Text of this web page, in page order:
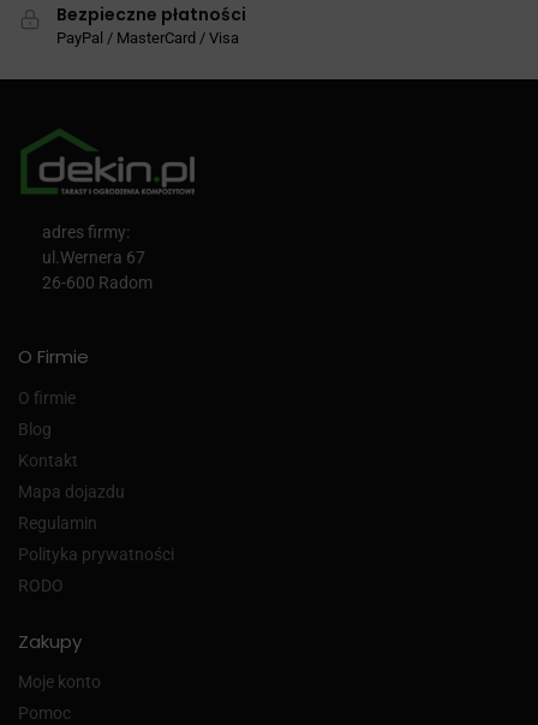
Bezpieczne płatności
PayPal / MasterCard / Visa
adres firmy:
ul.Wernera 67
26-600 Radom
O Firmie
O firmie
Blog
Kontakt
Mapa dojazdu
Regulamin
Polityka prywatności
RODO
Zakupy
Moje konto
Pomoc